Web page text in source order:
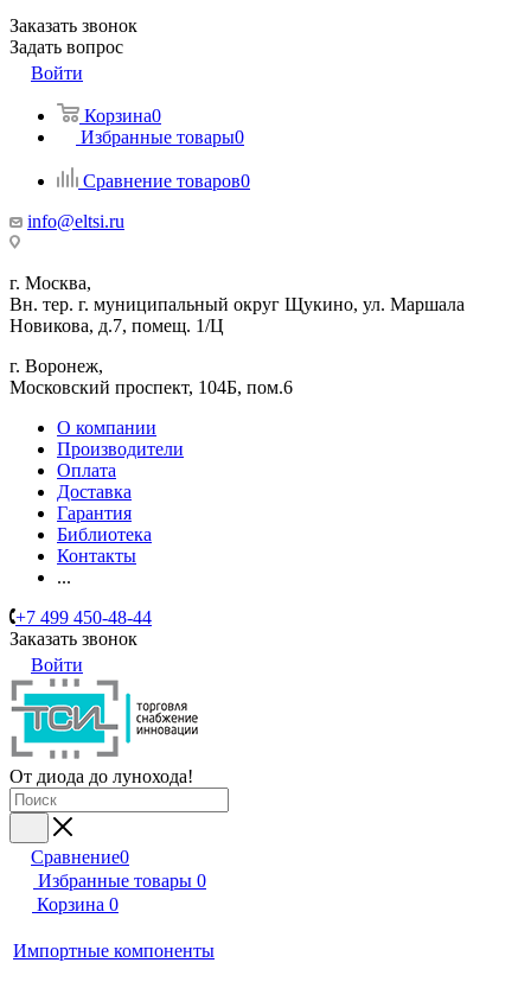
Заказать звонок
Задать вопрос
Войти
Корзина0
Избранные товары0
Сравнение товаров0
info@eltsi.ru
г. Москва,
Вн. тер. г. муниципальный округ Щукино, ул. Маршала
Новикова, д.7, помещ. 1/Ц
г. Воронеж,
​Московский проспект, 104Б, пом.6
О компании
Производители
Оплата
Доставка
Гарантия
Библиотека
Контакты
...
+7 499 450-48-44
Заказать звонок
Войти
От диода до лунохода!
Сравнение0
Избранные товары 0
Корзина 0
Импортные компоненты